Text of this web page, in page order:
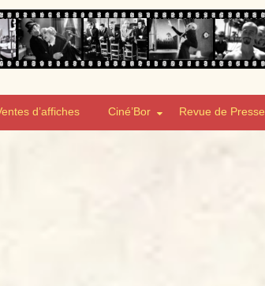
d’affiches Ciné’Bor Revue de Presse